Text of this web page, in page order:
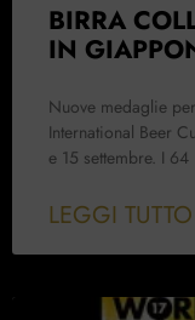
BIRRA
IN
Nuove medaglie
International Beer
e 15 settembre. I 64
LEGGI